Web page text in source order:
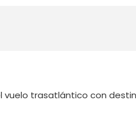
trasatlántico con